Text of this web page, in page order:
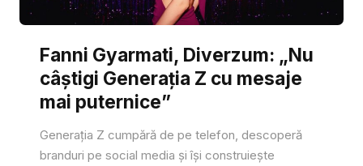
Fanni Gyarmati, Diverzum: „Nu
câștigi Generația Z cu mesaje
mai puternice”
Generația Z cumpără de pe telefon, descoperă
branduri pe social media și își construiește